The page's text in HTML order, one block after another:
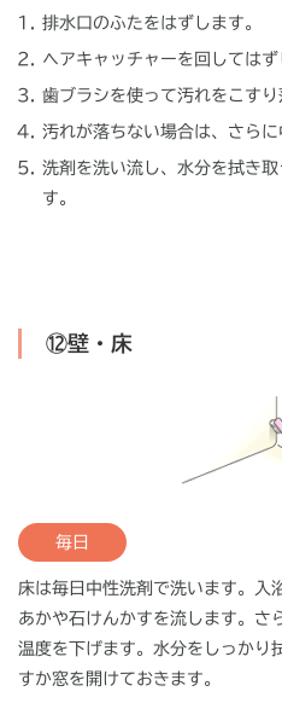
排水口のふたをはずします。
ヘアキャッチャーを回してはず
歯ブラシを使って汚れをこすり
汚れが落ちない場合は、さらに
洗剤を洗い流し、水分を拭き
す。
⑫壁・床
毎日
床は毎日中性洗剤で洗います。入
あかや石けんかすを流します。さ
温度を下げます。水分をしっかり
すか窓を開けておきます。